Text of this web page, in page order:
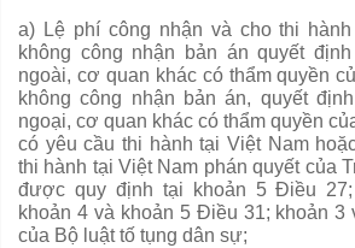
a) Lệ phí công nhận và cho thi
không công nhận bản án quyết
ngoài, cơ quan khác có thẩm quyền
không công nhận bản án, quyết
ngoại, cơ quan khác có thẩm quyền
có yêu cầu thi hành tại Việt Nam
thi hành tại Việt Nam phán quyết của
được quy định tại khoản 5 Điều
khoản 4 và khoản 5 Điều 31; khoản
của Bộ luật tố tụng dân sự;